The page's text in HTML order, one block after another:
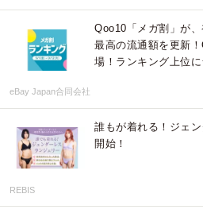
Qoo10「メガ割」が
最高の流通額を更新
場！ランキング上位
eBay Japan合同会社
誰もが着れる！ジェ
開始！
REBIS